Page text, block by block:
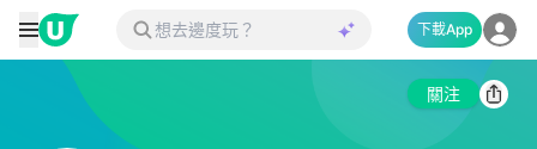
下載App
關注